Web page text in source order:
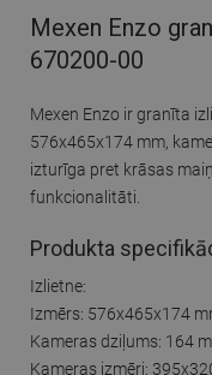
Mexen Enzo
670200-00
Mexen Enzo ir granīta
576x465x174 mm,
izturīga pret krāsas
funkcionalitāti.
Produkta
Izlietne:
Izmērs: 576x465x174
Kameras dziļums: 164
Kameras izmēri: